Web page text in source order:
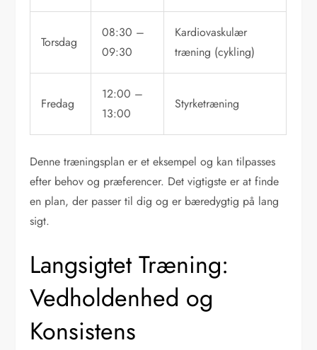
Torsdag
08:30 –
09:30
Kardiovaskulær
træning (cykling)
Fredag
12:00 –
13:00
Styrketræning
Denne træningsplan er et eksempel og kan tilpasses
efter behov og præferencer. Det vigtigste er at finde
en plan, der passer til dig og er bæredygtig på lang
sigt.
Langsigtet Træning:
Vedholdenhed og
Konsistens